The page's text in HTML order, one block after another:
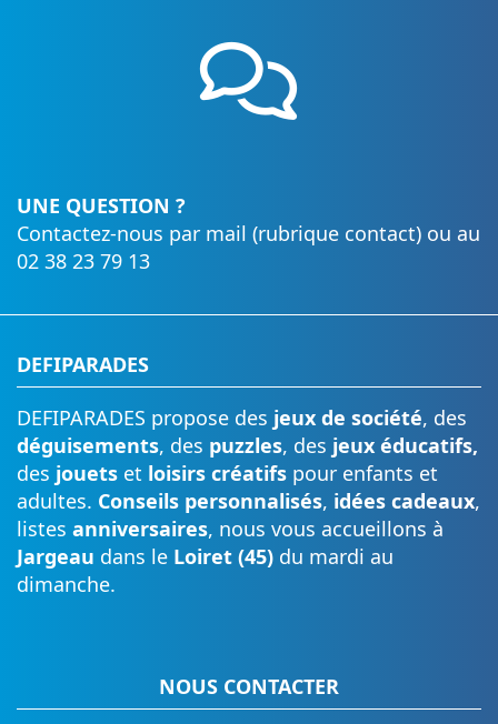
UNE QUESTION ?
Contactez-nous par mail (rubrique contact) ou au
02 38 23 79 13
DEFIPARADES
DEFIPARADES propose des jeux de société, des
déguisements, des puzzles, des jeux éducatifs,
des jouets et loisirs créatifs pour enfants et
adultes. Conseils personnalisés, idées cadeaux,
listes anniversaires, nous vous accueillons à
Jargeau dans le Loiret (45) du mardi au
dimanche.
NOUS CONTACTER